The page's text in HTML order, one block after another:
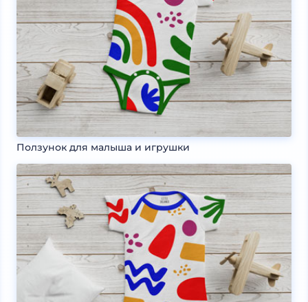
Ползунок для малыша и игрушки